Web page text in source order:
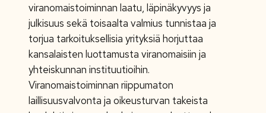
viranomaistoiminnan laatu, läpinäkyvyys ja
julkisuus sekä toisaalta valmius tunnistaa ja
torjua tarkoituksellisia yrityksiä horjuttaa
kansalaisten luottamusta viranomaisiin ja
yhteiskunnan instituutioihin.
Viranomaistoiminnan riippumaton
laillisuusvalvonta ja oikeusturvan takeista